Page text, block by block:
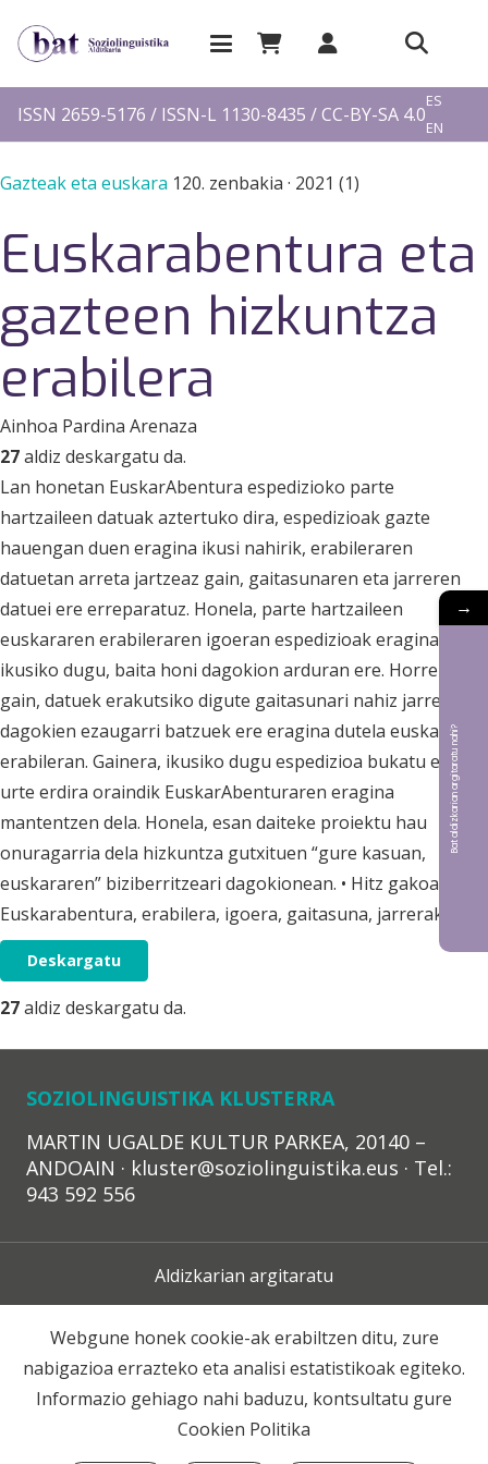
ISSN 2659-5176 / ISSN-L 1130-8435 / CC-BY-SA 4.0
ES
EN
Gazteak eta euskara 120. zenbakia · 2021 (1)
Euskarabentura eta
gazteen hizkuntza
erabilera
Ainhoa Pardina Arenaza
27aldiz deskargatu da.
Lan honetan EuskarAbentura espedizioko parte
hartzaileen datuak aztertuko dira, espedizioak gazte
hauengan duen eragina ikusi nahirik, erabileraren
datuetan arreta jartzeaz gain, gaitasunaren eta jarreren
datuei ere erreparatuz. Honela, parte hartzaileen
euskararen erabileraren igoeran espedizioak eragina duela
ikusiko dugu, baita honi dagokion arduran ere. Horrez
gain, datuek erakutsiko digute gaitasunari nahiz jarrerei
dagokien ezaugarri batzuek ere eragina dutela euskararen
erabileran. Gainera, ikusiko dugu espedizioa bukatu eta
urte erdira oraindik EuskarAbenturaren eragina
mantentzen dela. Honela, esan daiteke proiektu hau
onuragarria dela hizkuntza gutxituen “gure kasuan,
euskararen” biziberritzeari dagokionean. • Hitz gakoak:
Euskarabentura, erabilera, igoera, gaitasuna, jarrerak.
Deskargatu
27aldiz deskargatu da.
SOZIOLINGUISTIKA KLUSTERRA
MARTIN UGALDE KULTUR PARKEA, 20140 –
ANDOAIN · kluster@soziolinguistika.eus · Tel.:
943 592 556
Aldizkarian argitaratu
Lege Oharra
Harpidetza
Webgune honek cookie-ak erabiltzen ditu, zure
nabigazioa errazteko eta analisi estatistikoak egiteko.
Informazio gehiago nahi baduzu, kontsultatu gure
Cookien Politika
→
Bat aldizkarian argitaratu nahi?